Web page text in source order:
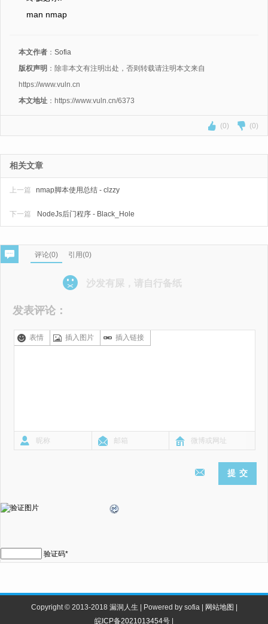
man nmap
本文作者 ： Sofia
版权声明 ：除非本文有注明出处，否则转载请注明本文来自
https://www.vuln.cn
本文地址 ：https://www.vuln.cn/6373
(0) (0)
相关文章
上一篇 nmap脚本使用总结 - clzzy
NodeJs后门程序 - Black_Hole
下一篇
评论(0) 引用(0)
沙发有屎，请自行备纸
发表评论：
表情 插入图片 插入链接
验证码*
Copyright © 2013-2018 漏洞人生 | Powered by sofia | 网站地图
皖ICP备2021013454号